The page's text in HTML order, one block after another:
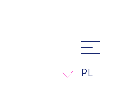
PL